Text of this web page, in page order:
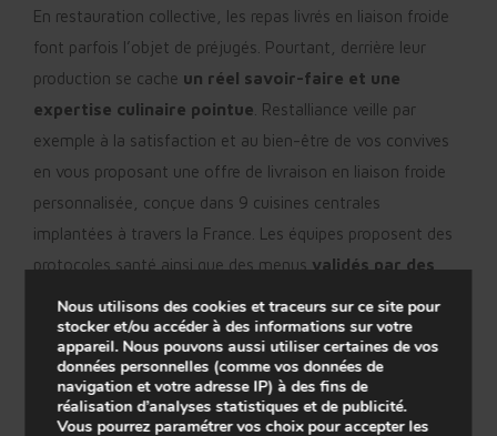
En restauration collective, les repas livrés en liaison froide
font parfois l’objet de préjugés. Pourtant, derrière leur
production se cache un réel savoir-faire et une
expertise culinaire pointue . Restalliance veille par
exemple à la satisfaction et au bien-être de vos convives
en vous proposant une offre de livraison en liaison froide
personnalisée, conçue dans 9 cuisines centrales
implantées à travers la France. Les équipes proposent des
protocoles santé ainsi que des menus validés par des
et/ou pathologie (textures modifiées, régimes sans sel ou
sans sucre, avec éviction des allergènes, menus
végétariens, protocoles d’enrichissement…).
Nous utilisons des cookies et traceurs sur ce site pour
stocker et/ou accéder à des informations sur votre
appareil. Nous pouvons aussi utiliser certaines de vos
données personnelles (comme vos données de
navigation et votre adresse IP) à des fins de
réalisation d’analyses statistiques et de publicité.
Vous pourrez paramétrer vos choix pour accepter les